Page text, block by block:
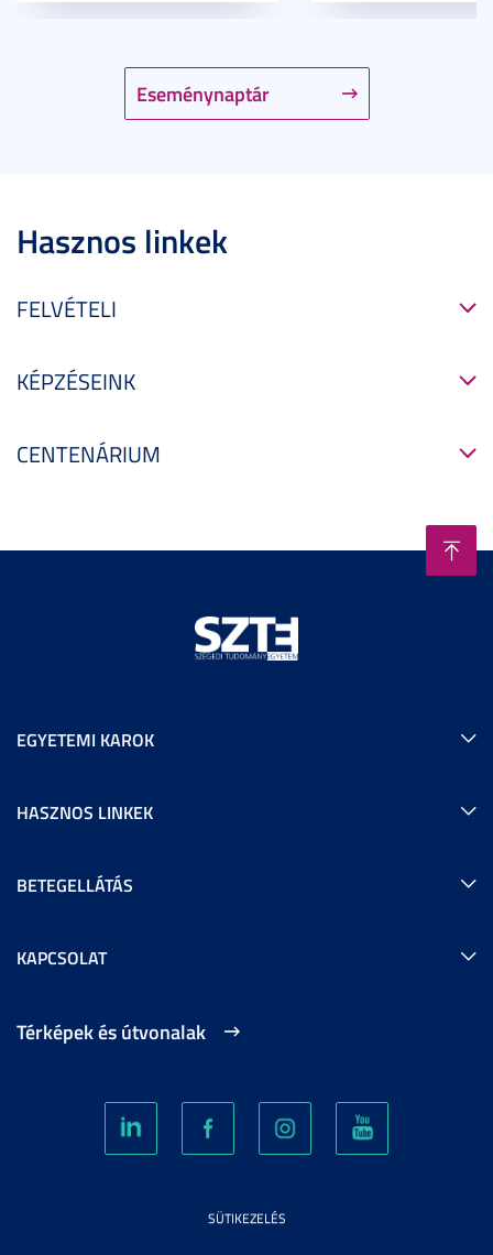
Eseménynaptár
Hasznos linkek
FELVÉTELI
KÉPZÉSEINK
CENTENÁRIUM
EGYETEMI KAROK
HASZNOS LINKEK
BETEGELLÁTÁS
KAPCSOLAT
Térképek és útvonalak
SÜTIKEZELÉS